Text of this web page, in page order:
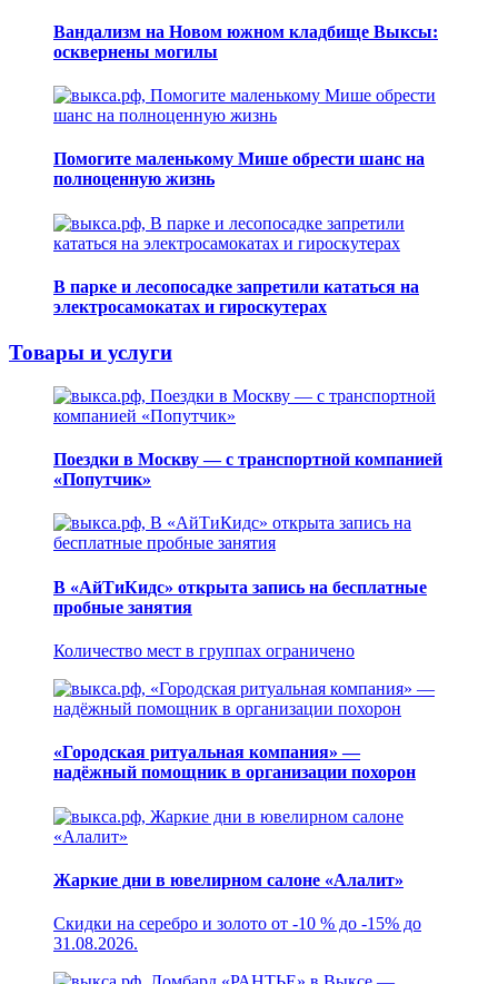
Вандализм на Новом южном кладбище Выксы:
осквернены могилы
Помогите маленькому Мише обрести шанс на
полноценную жизнь
В парке и лесопосадке запретили кататься на
электросамокатах и гироскутерах
Товары и услуги
Поездки в Москву — с транспортной компанией
«Попутчик»
В «АйТиКидс» открыта запись на бесплатные
пробные занятия
Количество мест в группах ограничено
«Городская ритуальная компания» —
надёжный помощник в организации похорон
Жаркие дни в ювелирном салоне «Алалит»
Скидки на серебро и золото от -10 % до -15% до
31.08.2026.